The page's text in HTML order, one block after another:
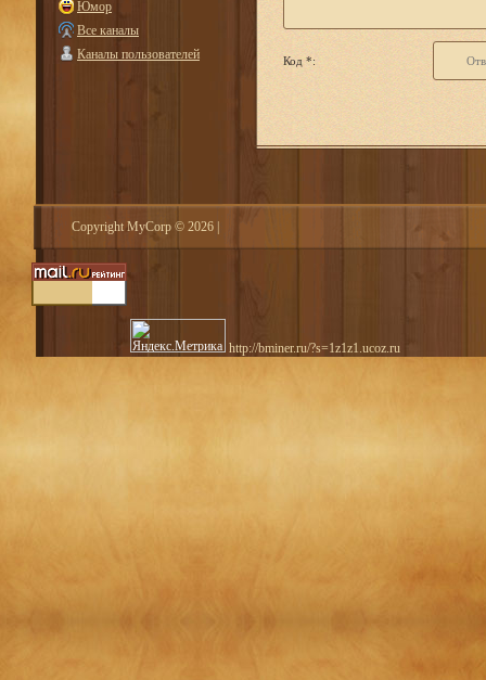
Юмор
Все каналы
Каналы пользователей
Код *:
Copyright MyCorp © 2026 |
http://bminer.ru/?s=1z1z1.ucoz.ru